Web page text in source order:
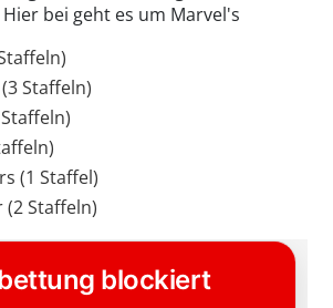
bei geht es um Marvel's
(3 Staffeln)
(1 Staffel)
(2 Staffeln)